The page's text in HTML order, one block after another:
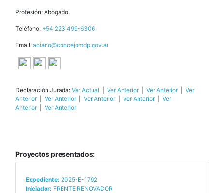
Profesión: Abogado
Teléfono: +54 223 499-6306
Email: aciano@concejomdp.gov.ar
Declaración Jurada: Ver Actual Ver Anterior| Ver Anterior| Ver
Anterior| Ver Anterior| Ver Anterior| Ver Anterior| Ver
Anterior| Ver Anterior
Proyectos presentados:
Expediente: 2025-E-1792
Iniciador: FRENTE RENOVADOR